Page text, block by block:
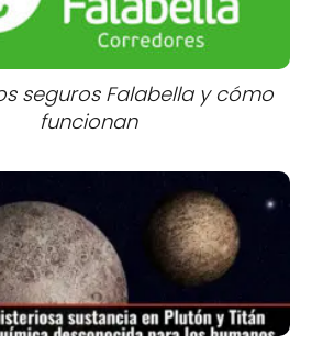
seguros Falabella y cómo
funcionan